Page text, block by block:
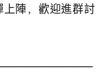
陣，歡迎進群討